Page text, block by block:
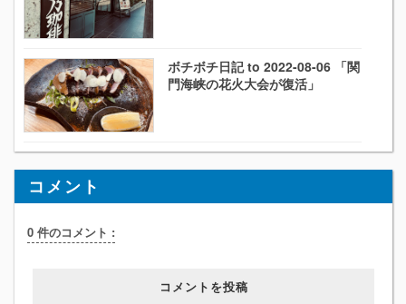
ボチボチ日記 to 2022-08-06 「関
門海峡の花火大会が復活」
コメント
0 件のコメント :
コメントを投稿